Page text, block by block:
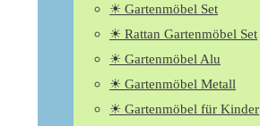
☀ Gartenmöbel Set
☀ Rattan Gartenmöbel Set
☀ Gartenmöbel Alu
☀ Gartenmöbel Metall
☀ Gartenmöbel für Kinder